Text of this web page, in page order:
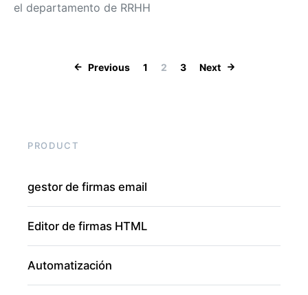
el departamento de RRHH
Posts pagination
Previous 1 2 3 Next
PRODUCT
gestor de firmas email
Editor de firmas HTML
Automatización